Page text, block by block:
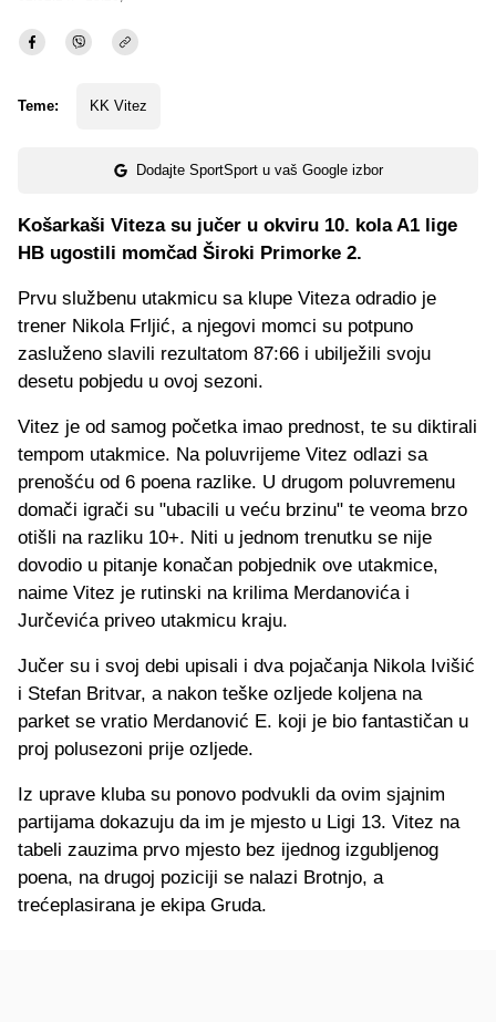
Teme: KK Vitez
Dodajte SportSport u vaš Google izbor
Košarkaši Viteza su jučer u okviru 10. kola A1 lige
HB ugostili momčad Široki Primorke 2.
Prvu službenu utakmicu sa klupe Viteza odradio je
trener Nikola Frljić, a njegovi momci su potpuno
zasluženo slavili rezultatom 87:66 i ubilježili svoju
desetu pobjedu u ovoj sezoni.
Vitez je od samog početka imao prednost, te su diktirali
tempom utakmice. Na poluvrijeme Vitez odlazi sa
prenošću od 6 poena razlike. U drugom poluvremenu
domači igrači su "ubacili u veću brzinu" te veoma brzo
otišli na razliku 10+. Niti u jednom trenutku se nije
dovodio u pitanje konačan pobjednik ove utakmice,
naime Vitez je rutinski na krilima Merdanovića i
Jurčevića priveo utakmicu kraju.
Jučer su i svoj debi upisali i dva pojačanja Nikola Ivišić
i Stefan Britvar, a nakon teške ozljede koljena na
parket se vratio Merdanović E. koji je bio fantastičan u
proj polusezoni prije ozljede.
Iz uprave kluba su ponovo podvukli da ovim sjajnim
partijama dokazuju da im je mjesto u Ligi 13. Vitez na
tabeli zauzima prvo mjesto bez ijednog izgubljenog
poena, na drugoj poziciji se nalazi Brotnjo, a
trećeplasirana je ekipa Gruda.